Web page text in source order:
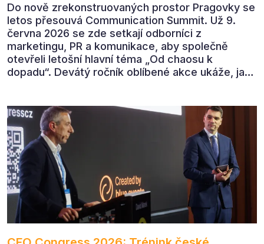
Do nově zrekonstruovaných prostor Pragovky se
letos přesouvá Communication Summit. Už 9.
června 2026 se zde setkají odborníci z
marketingu, PR a komunikace, aby společně
otevřeli letošní hlavní téma „Od chaosu k
dopadu“. Devátý ročník oblíbené akce ukáže, jak